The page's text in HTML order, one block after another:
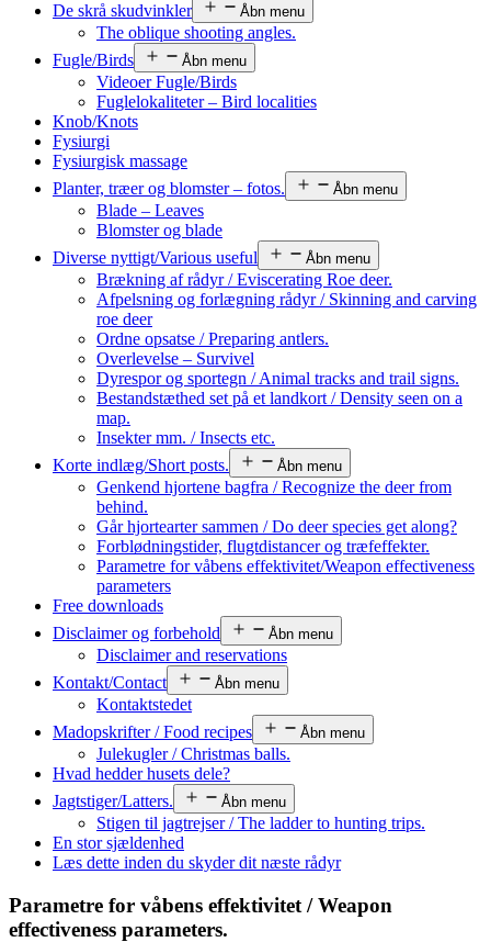
De skrå skudvinkler
Åbn menu
The oblique shooting angles.
Fugle/Birds
Åbn menu
Videoer Fugle/Birds
Fuglelokaliteter – Bird localities
Knob/Knots
Fysiurgi
Fysiurgisk massage
Planter, træer og blomster – fotos.
Åbn menu
Blade – Leaves
Blomster og blade
Diverse nyttigt/Various useful
Åbn menu
Brækning af rådyr / Eviscerating Roe deer.
Afpelsning og forlægning rådyr / Skinning and carving
roe deer
Ordne opsatse / Preparing antlers.
Overlevelse – Survivel
Dyrespor og sportegn / Animal tracks and trail signs.
Bestandstæthed set på et landkort / Density seen on a
map.
Insekter mm. / Insects etc.
Korte indlæg/Short posts.
Åbn menu
Genkend hjortene bagfra / Recognize the deer from
behind.
Går hjortearter sammen / Do deer species get along?
Forblødningstider, flugtdistancer og træfeffekter.
Parametre for våbens effektivitet/Weapon effectiveness
parameters
Free downloads
Disclaimer og forbehold
Åbn menu
Disclaimer and reservations
Kontakt/Contact
Åbn menu
Kontaktstedet
Madopskrifter / Food recipes
Åbn menu
Julekugler / Christmas balls.
Hvad hedder husets dele?
Jagtstiger/Latters.
Åbn menu
Stigen til jagtrejser / The ladder to hunting trips.
En stor sjældenhed
Læs dette inden du skyder dit næste rådyr
Parametre for våbens effektivitet / Weapon
effectiveness parameters.